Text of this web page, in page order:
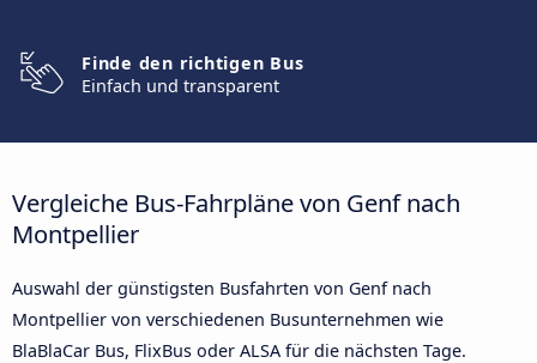
Finde den richtigen Bus
Einfach und transparent
Vergleiche Bus-Fahrpläne von Genf nach
Montpellier
Auswahl der günstigsten Busfahrten von Genf nach
Montpellier von verschiedenen Busunternehmen wie
BlaBlaCar Bus, FlixBus oder ALSA für die nächsten Tage.